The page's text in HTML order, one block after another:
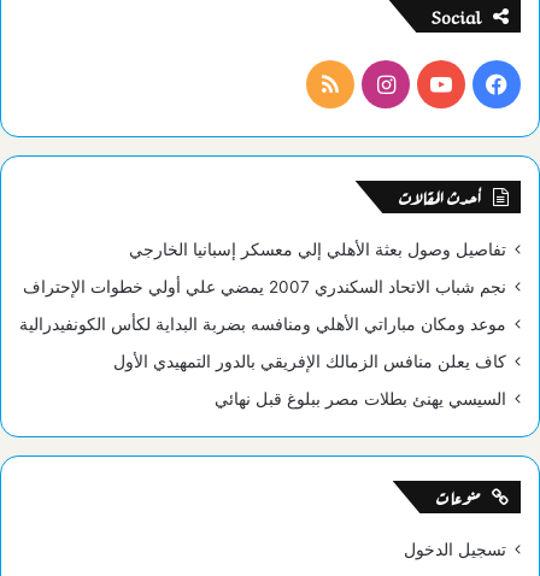
Social
فيسبوكيوتيوبانستقرامملخص
الموقع
أحدث المقالات
تفاصيل وصول بعثة الأهلي إلي معسكر إسبانيا الخارجي
نجم شباب الاتحاد السكندري 2007 يمضي علي أولي خطوات الإحتراف
موعد ومكان مباراتي الأهلي ومنافسه بضربة البداية لكأس الكونفيدرالية
كاف يعلن منافس الزمالك الإفريقي بالدور التمهيدي الأول
السيسي يهنئ بطلات مصر ببلوغ قبل نهائي
منوعات
تسجيل الدخول